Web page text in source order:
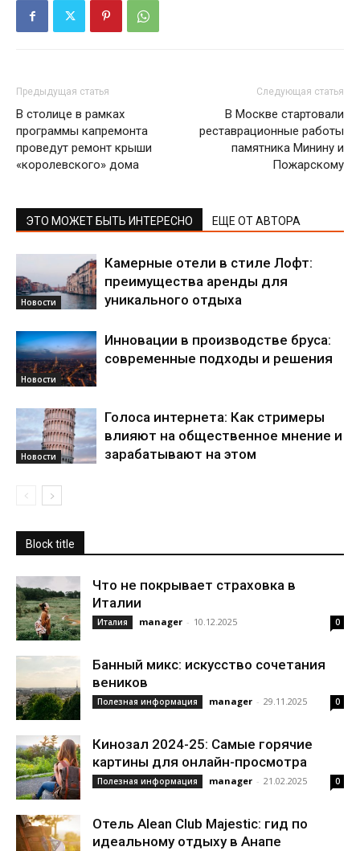
Предыдущая статья
В столице в рамках
программы капремонта
проведут ремонт крыши
«королевского» дома
Следующая статья
В Москве стартовали
реставрационные работы
памятника Минину и
Пожарскому
ЭТО МОЖЕТ БЫТЬ ИНТЕРЕСНО ЕЩЕ ОТ АВТОРА
Новости
Камерные отели в стиле Лофт:
преимущества аренды для
уникального отдыха
Новости
Инновации в производстве бруса:
современные подходы и решения
Новости
Голоса интернета: Как стримеры
влияют на общественное мнение и
зарабатывают на этом
Block title
Что не покрывает страховка в
Италии
Италия manager - 10.12.2025 0
Банный микс: искусство сочетания
веников
Полезная информация manager - 29.11.2025 0
Кинозал 2024-25: Самые горячие
картины для онлайн-просмотра
Полезная информация manager - 21.02.2025 0
Отель Alean Club Majestic: гид по
идеальному отдыху в Анапе